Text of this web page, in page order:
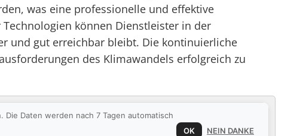
was eine professionelle und effektive
können Dienstleister in der
und gut erreichbar bleibt. Die kontinuierliche
des Klimawandels erfolgreich zu
Daten werden nach 7 Tagen automatisch
OK NEIN DANKE